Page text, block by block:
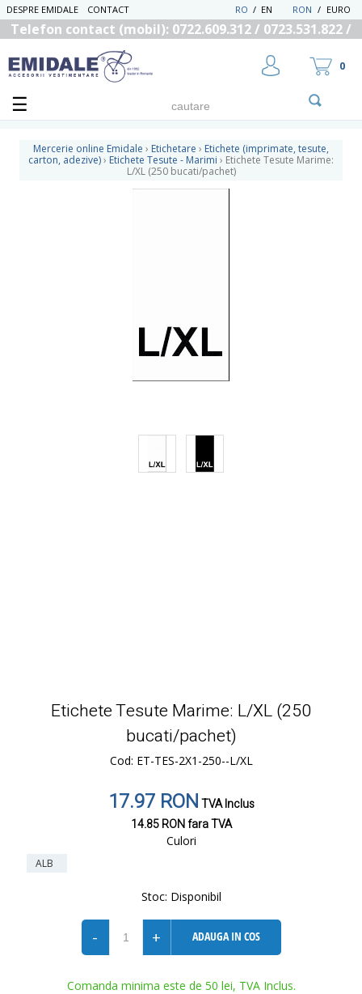
DESPRE EMIDALE CONTACT RON / EURO
EN
/
RO
Telefon contact (mobil): 0722.609.312 / 0723.531.822 /
UTILIZATOR NOU
0
Mercerie online Emidale › Etichetare › Etichete (imprimate, tesute,
carton, adezive)› Etichete Tesute - Marimi › Etichete Tesute Marime:
L/XL (250 bucati/pachet)
Etichete Tesute Marime: L/XL (250
bucati/pachet)
Cod: ET-TES-2X1-250--L/XL
17.97 RONTVA Inclus
14.85 RONfara TVA
Culori
ALB
Stoc: Disponibil
- + ADAUGA IN COS
Comanda minima este de 50 lei, TVA Inclus.